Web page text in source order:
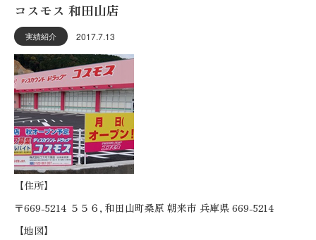
コスモス 和田山店
実績紹介 2017.7.13
【住所】
〒669-5214 ５５６, 和田山町桑原 朝来市 兵庫県 669-5214
【地図】